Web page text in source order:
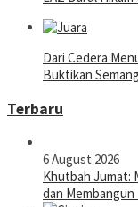
Dari Cedera
Buktikan
Terbaru
6 August 2026
Khutbah Jumat:
dan